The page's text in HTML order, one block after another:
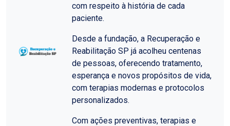
com respeito à história de cada
paciente.
Desde a fundação, a Recuperação e
Reabilitação SP já acolheu centenas
de pessoas, oferecendo tratamento,
esperança e novos propósitos de vida,
com terapias modernas e protocolos
personalizados.
Com ações preventivas, terapias e